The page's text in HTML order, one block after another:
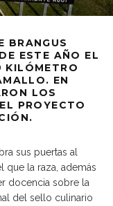
BRANGUS
ESTE AÑO EL
KILÓMETRO
EN
LOS
PROYECTO
sus puertas al
que la raza, además
docencia sobre la
del sello culinario